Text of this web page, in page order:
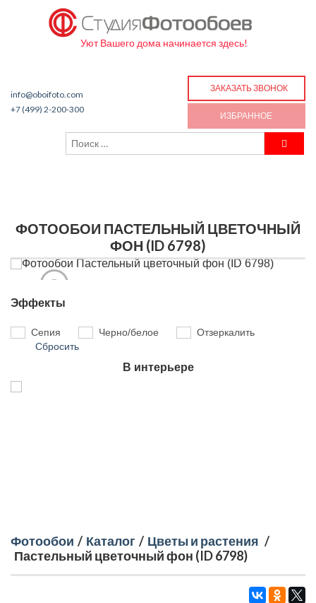
Уют Вашего дома начинается здесь!
info@oboifoto.com
+7 (499) 2-200-300
ЗАКАЗАТЬ ЗВОНОК
ИЗБРАННОЕ
ФОТООБОИ ПАСТЕЛЬНЫЙ ЦВЕТОЧНЫЙ
ФОН (ID 6798)
Эффекты
Сепия Черно/белое
Отзеркалить
Сбросить
В интерьере
Фотообои / Каталог / Цветы и растения /
Пастельный цветочный фон (ID 6798)